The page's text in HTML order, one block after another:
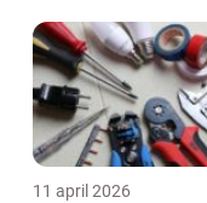
11 april 2026